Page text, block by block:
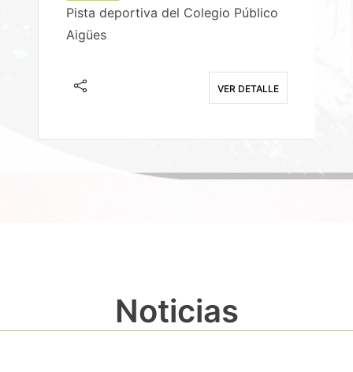
Pista deportiva del Colegio Público
Aigües
VER DETALLE
Noticias